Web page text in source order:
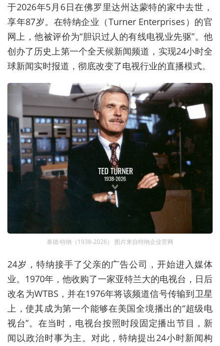
于2026年5月6日在佛罗里达州达蒙特的家中去世，
享年87岁。在特纳企业（Turner Enterprises）的官
网上，他被评价为“胆识过人的有线电视业先驱”。他
创办了历史上第一个全天候新闻频道，实现24小时全
球新闻实时报道，彻底改变了电视行业的直播模式。
泰德·特纳（1938-2026） 图片来自特纳企业官网
24岁，特纳接手了父亲的广告公司，开始进入媒体
业。1970年，他收购了一家亚特兰大的电视台，日后
改名为WTBS，并在1976年将该频道信号传输到卫星
上，使其成为第一个能够在美国全境播出的“超级电
视台”。在当时，电视台按照时段固定播出节目，新
闻以政治时事为主。对此，特纳提出24小时新闻构